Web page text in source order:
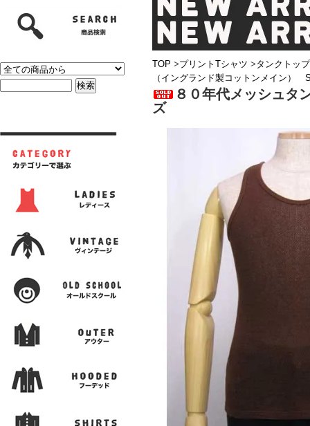
TOP >プリントTシャツ >タンクトッ
（イングランド製コットンメイン）
８０年代メッシュ
ズ